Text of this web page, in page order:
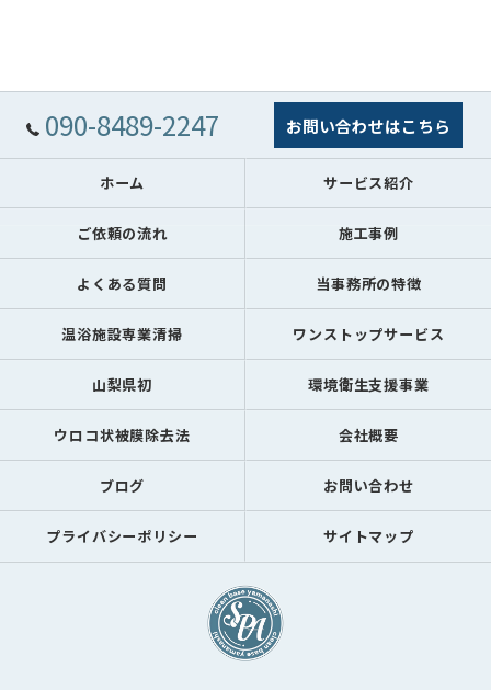
090-8489-2247 お問い合わせはこちら
ホーム サービス紹介
ご依頼の流れ 施工事例
よくある質問 当事務所の特徴
温浴施設専業清掃 ワンストップサービス
山梨県初 環境衛生支援事業
ウロコ状被膜除去法 会社概要
ブログ お問い合わせ
プライバシーポリシー サイトマップ